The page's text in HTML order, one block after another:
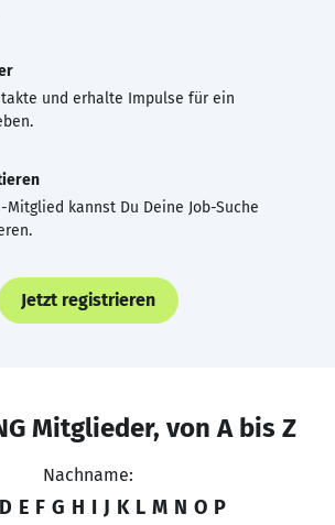
und erhalte Impulse für ein
Mitglied kannst Du Deine Job-Suche
Jetzt registrieren
Mitglieder, von A bis Z
Nachname:
D E F G H I J K L M N O P